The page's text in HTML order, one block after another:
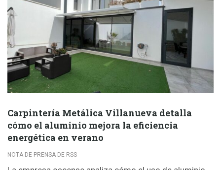
Carpintería Metálica Villanueva detalla
cómo el aluminio mejora la eficiencia
energética en verano
NOTA DE PRENSA DE RSS